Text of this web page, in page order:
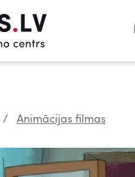
Animācijas filmas